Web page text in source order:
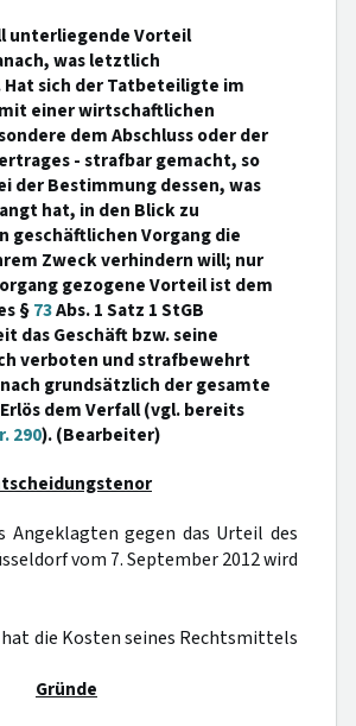
unterliegende Vorteil
was letztlich
sich der Tatbeteiligte im
einer wirtschaftlichen
dem Abschluss oder der
- strafbar gemacht, so
der Bestimmung dessen, was
hat, in den Blick zu
geschäftlichen Vorgang die
Zweck verhindern will; nur
gezogene Vorteil ist dem
§73Abs. 1 Satz 1 StGB
das Geschäft bzw. seine
verboten und strafbewehrt
grundsätzlich der gesamte
dem Verfall (vgl. bereits
290). (Bearbeiter)
Angeklagten gegen das Urteil des
vom 7. September 2012 wird
die Kosten seines Rechtsmittels
Gründe